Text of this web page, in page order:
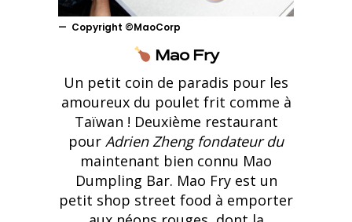
Copyright ©MaoCorp
Mao Fry
Un petit coin de paradis pour les
amoureux du poulet frit comme à
Taïwan ! Deuxième restaurant
pour Adrien Zheng fondateur du
maintenant bien connu Mao
Dumpling Bar. Mao Fry est un
petit shop street food à emporter